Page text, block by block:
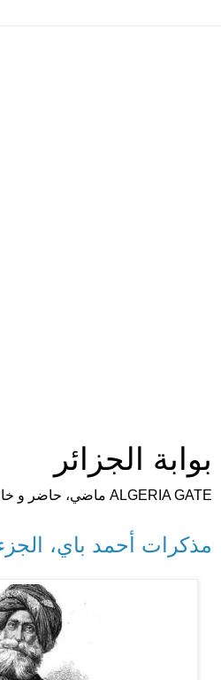
بوابة الجزائر
ALGERIA GATE ماضي، حاضر و خاطرات
مذكرات أحمد باي، الجزء